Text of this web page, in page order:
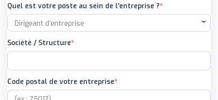
Quel est votre poste au sein de l'entreprise ?
Société / Structure
Code postal de votre entreprise